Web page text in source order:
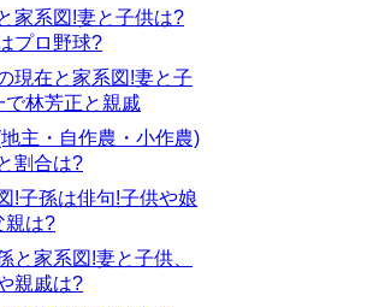
家系図!妻と子供は?
プロ野球?
現在と家系図!妻と子
林芳正と親戚
主・自作農・小作農)
割合は?
!子孫は俳句!子供や娘
親は?
と家系図!妻と子供、
親戚は?